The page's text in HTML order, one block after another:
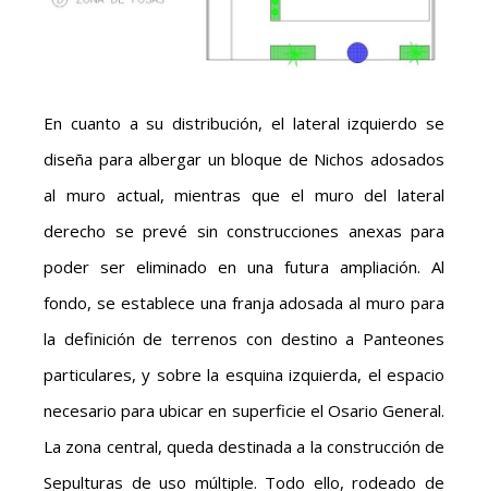
En cuanto a su distribución, el lateral izquierdo se
diseña para albergar un bloque de Nichos adosados
al muro actual, mientras que el muro del lateral
derecho se prevé sin construcciones anexas para
poder ser eliminado en una futura ampliación. Al
fondo, se establece una franja adosada al muro para
la definición de terrenos con destino a Panteones
particulares, y sobre la esquina izquierda, el espacio
necesario para ubicar en superficie el Osario General.
La zona central, queda destinada a la construcción de
Sepulturas de uso múltiple. Todo ello, rodeado de